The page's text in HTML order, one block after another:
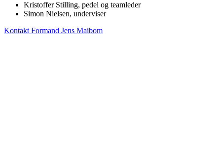
Kristoffer Stilling, pedel og teamleder
Simon Nielsen, underviser
Kontakt Formand Jens Maibom